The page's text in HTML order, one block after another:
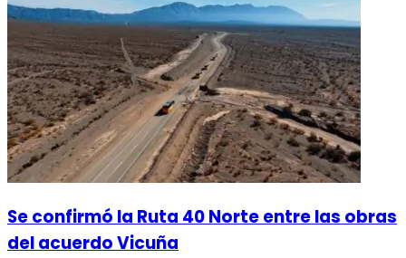
Se confirmó la Ruta 40 Norte entre las obras
del acuerdo Vicuña